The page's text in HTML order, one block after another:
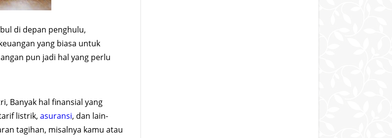
di depan penghulu,
yang biasa untuk
pun jadi hal yang perlu
Banyak hal finansial yang
listrik, asuransi, dan lain-
tagihan, misalnya kamu atau